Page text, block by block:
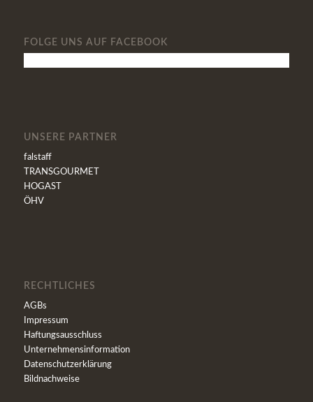
FOLGE UNS AUF FACEBOOK
UNSERE PARTNER
falstaff
TRANSGOURMET
HOGAST
ÖHV
RECHTLICHES
AGBs
Impressum
Haftungsausschluss
Unternehmensinformation
Datenschutzerklärung
Bildnachweise